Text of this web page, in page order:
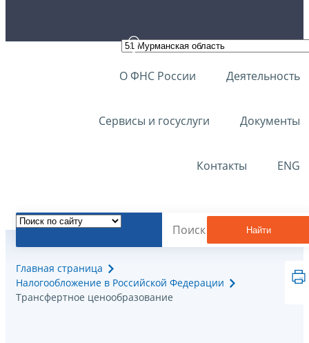
О ФНС России Деятельность
Сервисы и госуслуги Документы
Контакты ENG
Найти
Главная страница
Налогообложение в Российской Федерации
Трансфертное ценообразование